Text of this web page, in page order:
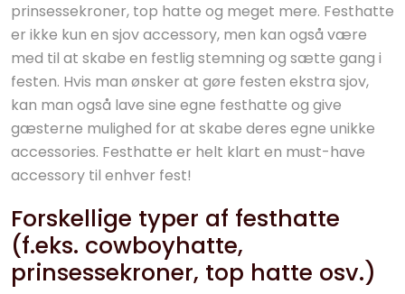
prinsessekroner, top hatte og meget mere. Festhatte
er ikke kun en sjov accessory, men kan også være
med til at skabe en festlig stemning og sætte gang i
festen. Hvis man ønsker at gøre festen ekstra sjov,
kan man også lave sine egne festhatte og give
gæsterne mulighed for at skabe deres egne unikke
accessories. Festhatte er helt klart en must-have
accessory til enhver fest!
Forskellige typer af festhatte
(f.eks. cowboyhatte,
prinsessekroner, top hatte osv.)